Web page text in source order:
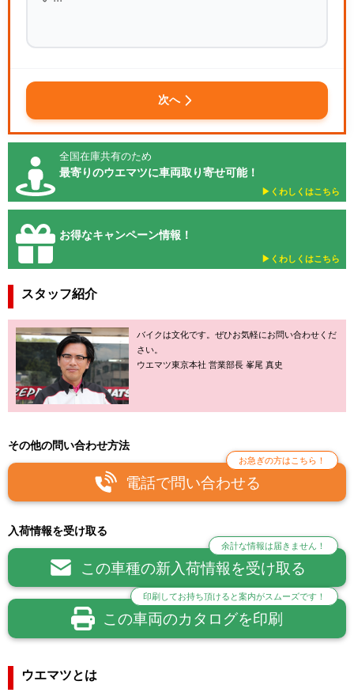
次へ
全国在庫共有のため
最寄りのウエマツに車両取り寄せ可能！
▶︎くわしくはこちら
お得なキャンペーン情報！
▶︎くわしくはこちら
スタッフ紹介
バイクは文化です。ぜひお気軽にお問い合わせくだ
さい。
ウエマツ東京本社 営業部長 峯尾 真史
その他の問い合わせ方法
電話で問い合わせる
お急ぎの方はこちら！
入荷情報を受け取る
この車種の新入荷情報を受け取る
余計な情報は届きません！
この車両のカタログを印刷
印刷してお持ち頂けると案内がスムーズです！
ウエマツとは